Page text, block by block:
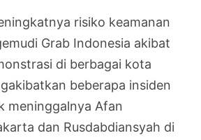
risiko keamanan
Grab Indonesia akibat
di berbagai kota
beberapa insiden
meninggalnya Afan
dan Rusdabdiansyah di